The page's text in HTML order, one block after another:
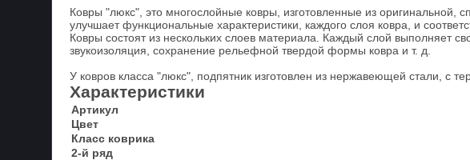
Ковры "люкс", это многослойные ковры, изготовленные из оригинальной,
улучшает функциональные характеристики, каждого слоя ковра, и
Ковры состоят из нескольких слоев материала. Каждый слой выполняет
звукоизоляция, сохранение рельефной твердой формы ковра и т. д.
У ковров класса "люкс", подпятник изготовлен из нержавеющей стали, с
Характеристики
Артикул
Цвет
Класс коврика
2-й ряд